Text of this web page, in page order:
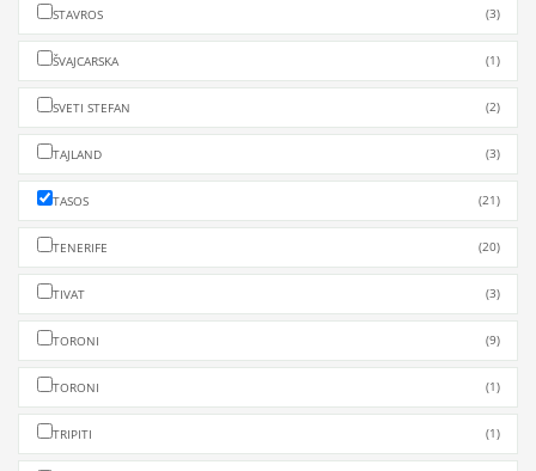
STAVROS (3)
ŠVAJCARSKA (1)
SVETI STEFAN (2)
TAJLAND (3)
TASOS (21)
TENERIFE (20)
TIVAT (3)
TORONI (9)
TORONI (1)
TRIPITI (1)